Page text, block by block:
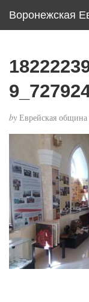
Воронежская
by Еврейская община